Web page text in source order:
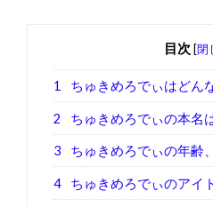
目次 [閉
1 ちゅきめろでぃはどん
2 ちゅきめろでぃの本名
3 ちゅきめろでぃの年齢
4 ちゅきめろでぃのアイ